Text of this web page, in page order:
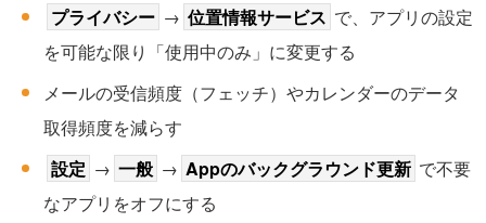
プライバシー → 位置情報サービス で、アプリの設定
を可能な限り「使用中のみ」に変更する
メールの受信頻度（フェッチ）やカレンダーのデータ
取得頻度を減らす
設定 → 一般 → Appのバックグラウンド更新 で不要
なアプリをオフにする